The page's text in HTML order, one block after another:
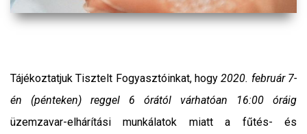
Tájékoztatjuk Tisztelt Fogyasztóinkat, hogy2020. február 7-
én (pénteken) reggel 6 órától várhatóan 16:00 óráig
üzemzavar-elhárítási munkálatok miatt a fűtés- és